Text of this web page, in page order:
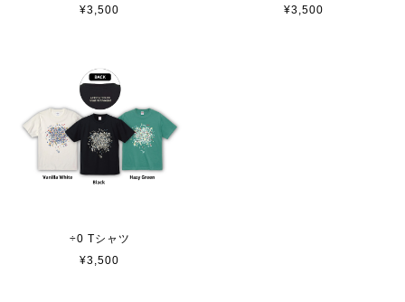
¥3,500
¥3,500
÷0 Tシャツ
¥3,500